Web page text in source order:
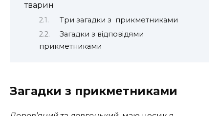
тварин
Три загадки з прикметниками
Загадки з відповідями
прикметниками
Загадки з прикметниками